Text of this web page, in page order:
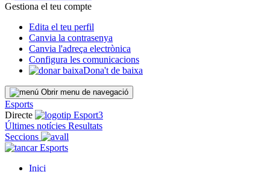
Gestiona el teu compte
Edita el teu perfil
Canvia la contrasenya
Canvia l'adreça electrònica
Configura les comunicacions
Dona't de baixa
Obrir menu de navegació
Esports
Directe
Últimes notícies Resultats
Seccions
Esports
Inici